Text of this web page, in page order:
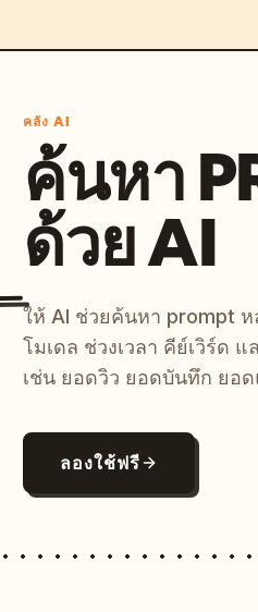
คลัง AI
ค้นหา
ด้วย AI
ให้ AI ช่วยค้นหา prompt
โมเดล ช่วงเวลา คีย์เวิร์ด
เช่น ยอดวิว ยอดบันทึก ยอ
ลองใช้ฟรี